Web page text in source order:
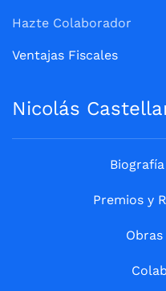
Hazte Colaborador
Ventajas Fiscales
Nicolás
Premios y